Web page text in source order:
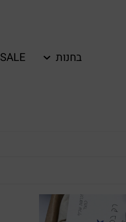
בחנות SALE